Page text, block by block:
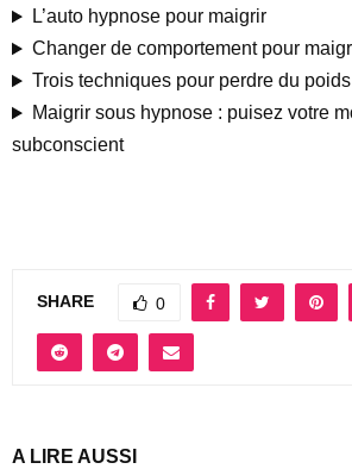
L’auto hypnose pour maigrir
Changer de comportement pour
Trois techniques pour perdre du
Maigrir sous hypnose : puisez votre
subconscient
SHARE 0
A LIRE AUSSI